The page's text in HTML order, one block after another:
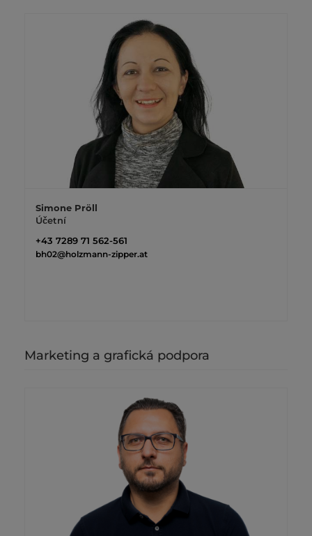
Simone Pröll
Účetní
+43 7289 71 562-561
bh02@holzmann-zipper.at
Marketing a grafická podpora